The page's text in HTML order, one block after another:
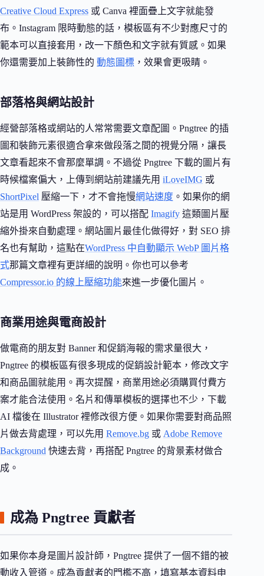
Creative Cloud Express 或 Canva 裡面疊上文字就能發
布。Instagram 限時動態的話，模板區有不少對應尺寸的
範本可以直接套用，改一下顏色和文字就有質感。如果
你還需要加上裝飾性的 動態圖標 ，效果會更吸睛。
部落格與網站設計
經營部落格或網站的人常常需要文章配圖。Pngtree 的插
圖和裝飾元素很適合拿來做段落之間的視覺分隔，讓長
文章看起來不會那麼單調。不過從 Pngtree 下載的圖片有
時候檔案偏大，上傳到網站前建議先用 iLoveIMG 或
ShortPixel 壓縮一下，才不會拖慢網站速度 。如果你的網
站是用 WordPress 架設的，可以搭配 Imagify 這類圖片壓
縮外掛來自動處理。網站圖片最佳化做得好，對 SEO 排
名也有幫助，這點在WordPress 中自動顯示 WebP 圖片格
式那篇文章裡有更詳細的說明。你也可以參考
Compressor.io 的線上壓縮功能來進一步優化圖片。
商業用途與電商設計
做電商的朋友對 Banner 和促銷海報的需求量很大，
Pngtree 的模板區有很多現成的促銷設計範本，修改文字
和商品圖就能用。再次提醒，商業用途必須購買付費方
案才能合法使用。名片和傳單模板的選擇也不少，下載
AI 檔後在 Illustrator 裡修改很方便。如果你需要對商品照
片做去背處理，可以先用 Remove.bg 或 Adobe Remove
Background 快速去背，再搭配 Pngtree 的背景素材做合
成。
成為 Pngtree 貢獻者
如果你本身是圖片設計師，Pngtree 提供了一個不錯的被
動收入管道。成為貢獻者的門檻不高，填寫基本資料申